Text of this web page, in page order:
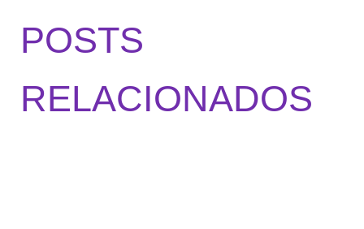
POSTS
RELACIONADOS